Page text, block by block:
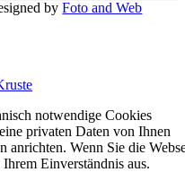
byFoto and Web
notwendige Cookies
privaten Daten von Ihnen
anrichten. Wenn Sie die
Einverständnis aus.